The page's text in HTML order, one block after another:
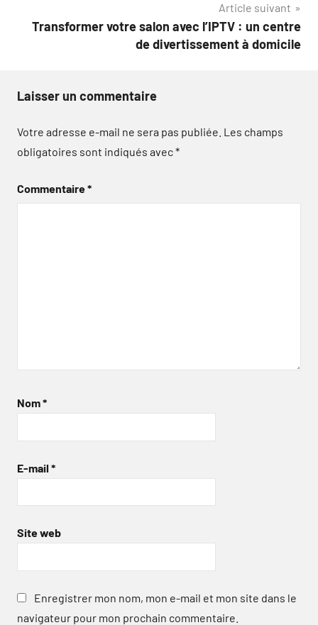
Article suivant
Transformer votre salon avec l’IPTV : un centre
de divertissement à domicile
Laisser un commentaire
Votre adresse e-mail ne sera pas publiée. Les champs
obligatoires sont indiqués avec*
Commentaire*
Nom*
E-mail *
Site web
Enregistrer mon nom, mon e-mail et mon site dans le
navigateur pour mon prochain commentaire.